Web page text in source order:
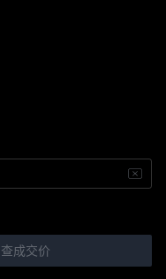
查成交价